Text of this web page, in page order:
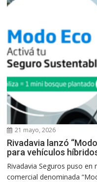
21 mayo, 2026
Rivadavia lanzó
para vehículos
Rivadavia Seguros puso en
comercial denominada